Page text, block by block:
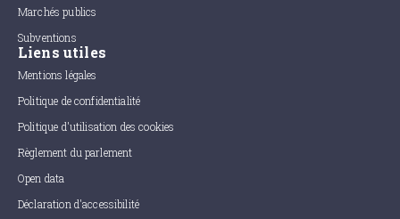
Marchés publics
Subventions
Liens utiles
Mentions légales
Politique de confidentialité
Politique d'utilisation des cookies
Règlement du parlement
Open data
Déclaration d'accessibilité